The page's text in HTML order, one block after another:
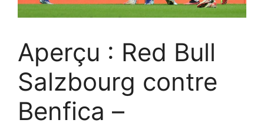
Aperçu : Red Bull
Salzbourg contre
Benfica –